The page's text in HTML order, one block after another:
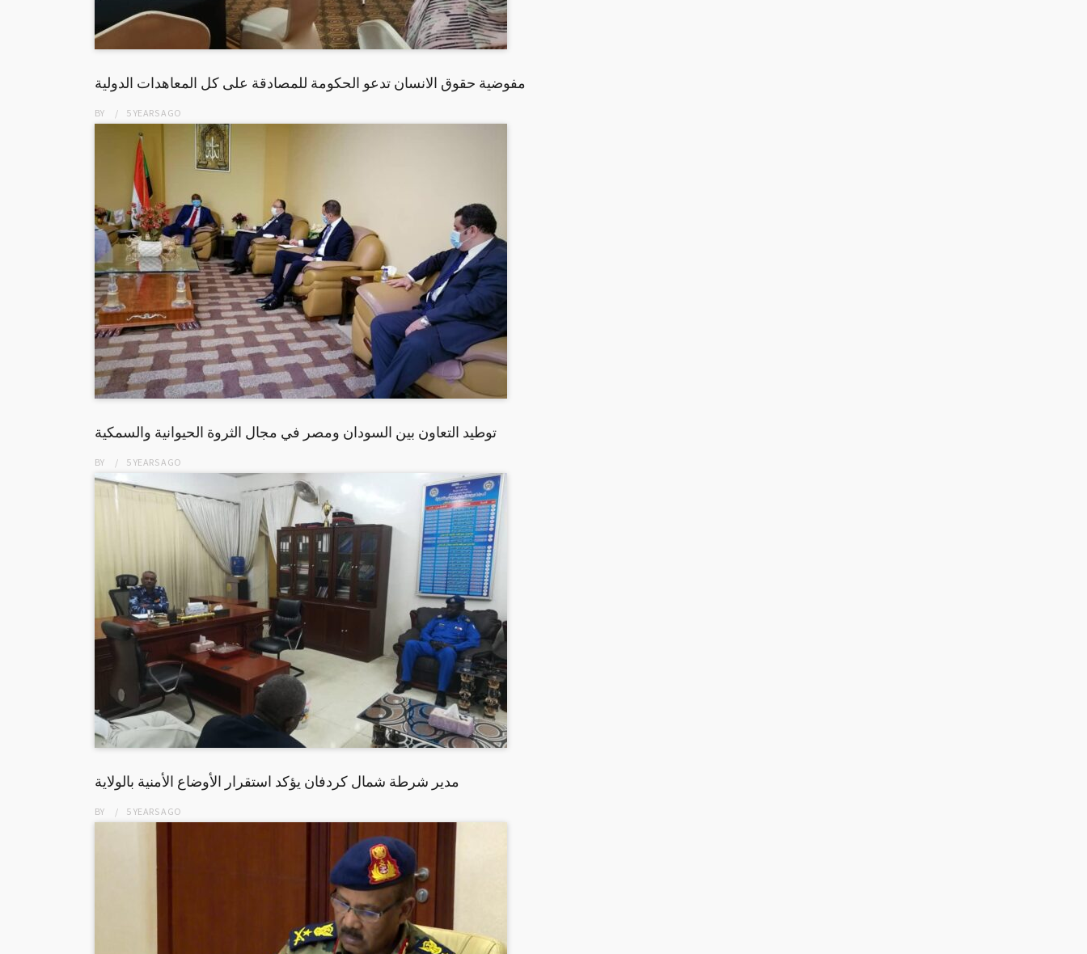
مفوضية حقوق الانسان تدعو الحكومة للمصادقة على كل المعاهدات الدولية
BY 5 YEARSAGO
توطيد التعاون بين السودان ومصر في مجال الثروة الحيوانية والسمكية
BY 5 YEARSAGO
مدير شرطة شمال كردفان يؤكد استقرار الأوضاع الأمنية بالولاية
BY 5 YEARSAGO